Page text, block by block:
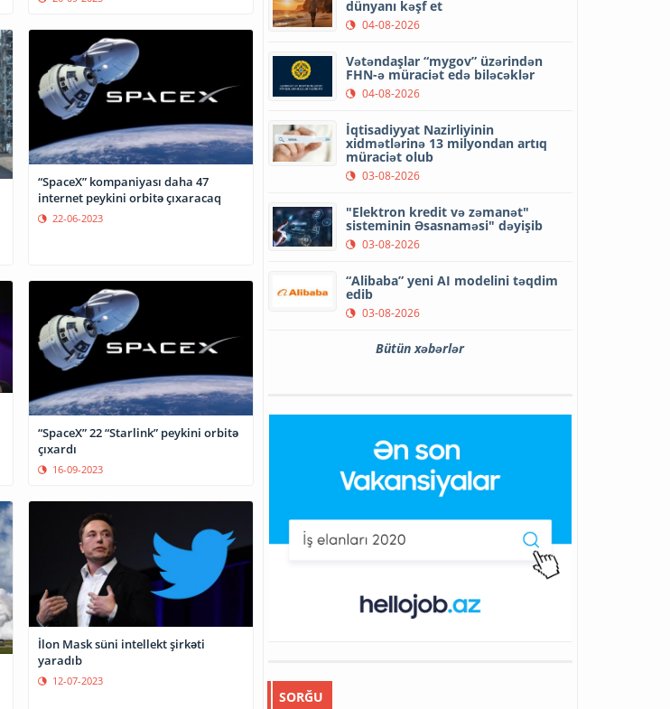
“SpaceX” kompaniyası daha 47
internet peykini orbitə çıxaracaq
22-06-2023
“SpaceX” 22 “Starlink” peykini orbitə
çıxardı
16-09-2023
İlon Mask süni intellekt şirkəti
yaradıb
12-07-2023
dünyanı kəşf et
04-08-2026
Vətəndaşlar “mygov” üzərindən
FHN-ə müraciət edə biləcəklər
04-08-2026
İqtisadiyyat Nazirliyinin
xidmətlərinə 13 milyondan artıq
müraciət olub
03-08-2026
"Elektron kredit və zəmanət"
sisteminin Əsasnaməsi" dəyişib
03-08-2026
“Alibaba” yeni AI modelini təqdim
edib
03-08-2026
Bütün xəbərlər
SORĞU